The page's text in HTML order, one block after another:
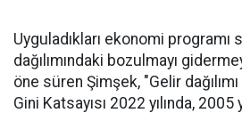
Uyguladıkları ekonomi programı
dağılımındaki bozulmayı
öne süren Şimşek, "Gelir
Gini Katsayısı 2022 yılında,